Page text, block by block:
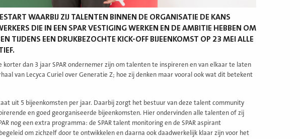
WAARBIJ ZIJ TALENTEN BINNEN DE ORGANISATIE DE KANS
DIE IN EEN SPAR VESTIGING WERKEN EN DE AMBITIE HEBBEN OM
TIJDENS EEN DRUKBEZOCHTE KICK-OFF BIJEENKOMST OP 23 MEI ALLE
korter dan 3 jaar SPAR ondernemer zijn om talenten te inspireren en van elkaar te laten
van Lecyca Curiel over Generatie Z; hoe zij denken maar vooral ook wat dit betekent
uit 5 bijeenkomsten per jaar. Daarbij zorgt het bestuur van deze talent community
en goed georganiseerde bijeenkomsten. Hier ondervinden alle talenten of zij
nog een extra programma: de SPAR talent monitoring en de SPAR aspirant
om zichzelf door te ontwikkelen en daarna ook daadwerkelijk klaar zijn voor het